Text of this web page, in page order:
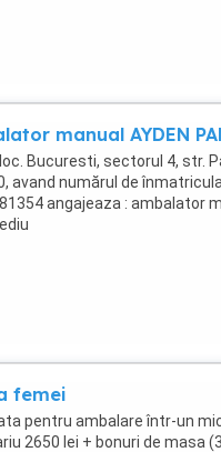
manual AYDEN
loc. Bucuresti, sectorul 4, str.
avand numărul de
angajeaza : ambalator
femei
pentru ambalare într-un
2650 lei + bonuri de masa